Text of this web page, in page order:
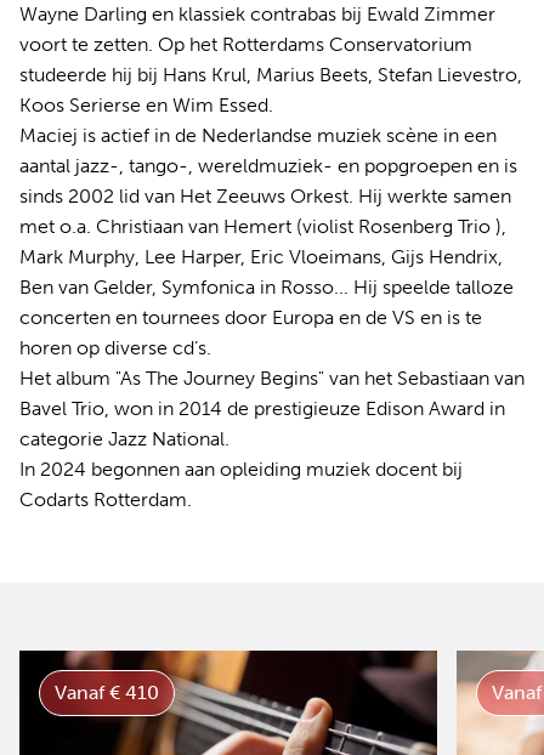
Wayne Darling en klassiek contrabas bij Ewald Zimmer
voort te zetten. Op het Rotterdams Conservatorium
studeerde hij bij Hans Krul, Marius Beets, Stefan Lievestro,
Koos Serierse en Wim Essed.
Maciej is actief in de Nederlandse muziek scène in een
aantal jazz-, tango-, wereldmuziek- en popgroepen en is
sinds 2002 lid van Het Zeeuws Orkest. Hij werkte samen
met o.a. Christiaan van Hemert (violist Rosenberg Trio ),
Mark Murphy, Lee Harper, Eric Vloeimans, Gijs Hendrix,
Ben van Gelder, Symfonica in Rosso... Hij speelde talloze
concerten en tournees door Europa en de VS en is te
horen op diverse cd’s.
Het album "As The Journey Begins" van het Sebastiaan van
Bavel Trio, won in 2014 de prestigieuze Edison Award in
categorie Jazz National.
In 2024 begonnen aan opleiding muziek docent bij
Codarts Rotterdam.
Vanaf € 410